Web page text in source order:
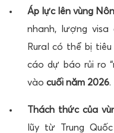
Áp lực lên vùng
nhanh, lượng visa
Rural có thể bị
cáo dự báo rủi ro
vào cuối năm 2026.
Thách thức của
lũy từ Trung